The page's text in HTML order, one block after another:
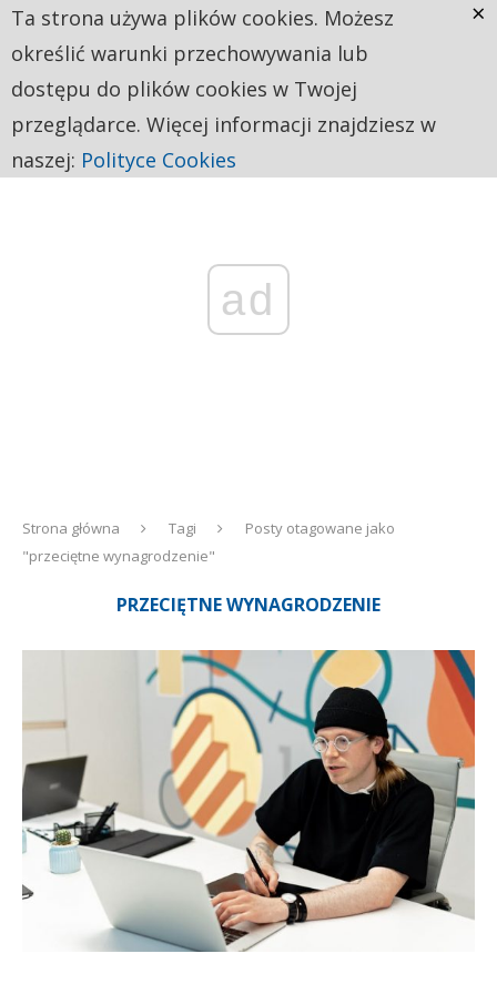
ad
Strona główna Tagi
Posty otagowane jako
"przeciętne wynagrodzenie"
PRZECIĘTNE WYNAGRODZENIE
Ta strona używa plików cookies. Możesz
określić warunki przechowywania lub
dostępu do plików cookies w Twojej
przeglądarce. Więcej informacji znajdziesz w
naszej: Polityce Cookies
×